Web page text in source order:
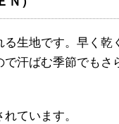
る生地です。早く乾
汗ばむ季節でもさ
ています。